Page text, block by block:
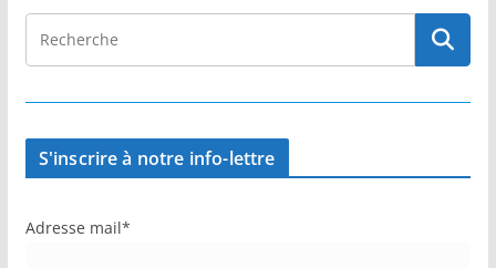
S'inscrire à notre info-lettre
Adresse mail*